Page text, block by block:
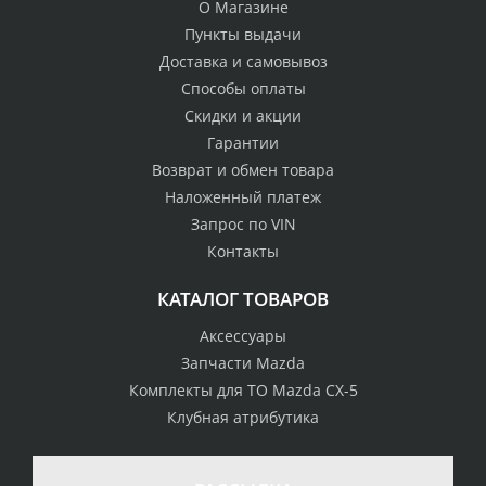
О Магазине
Пункты выдачи
Доставка и самовывоз
Способы оплаты
Скидки и акции
Гарантии
Возврат и обмен товара
Наложенный платеж
Запрос по VIN
Контакты
КАТАЛОГ ТОВАРОВ
Аксессуары
Запчасти Mazda
Комплекты для ТО Mazda CX-5
Клубная атрибутика